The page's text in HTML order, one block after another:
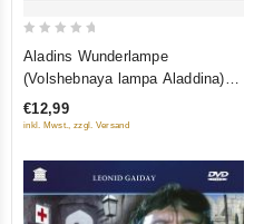
5
Aladins Wunderlampe
(Volshebnaya lampa Aladdina)
(RUSCICO) (NTSC)
€12,99
inkl. Mwst., zzgl. Versand